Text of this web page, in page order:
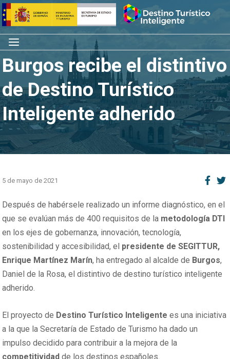
Saltar
al
contenido
Inicio
Menú
Burgos recibe el distintivo
de Destino Turístico
Inteligente adherido
5 de mayo de 2021
Después de habérsele realizado un informe diagnóstico, en el
que se evalúan más de 400 requisitos de la metodología DTI
en los ejes de gobernanza, innovación, tecnología,
sostenibilidad y accesibilidad, el presidente de SEGITTUR,
Enrique Martínez Marín, ha entregado al alcalde de Burgos,
Daniel de la Rosa, el distintivo de destino turístico inteligente
adherido.
El proyecto de Destino Turístico Inteligente es una iniciativa
a la que la Secretaría de Estado de Turismo ha dado un
impulso decidido para contribuir a la mejora de la
competitividad de los destinos españoles.